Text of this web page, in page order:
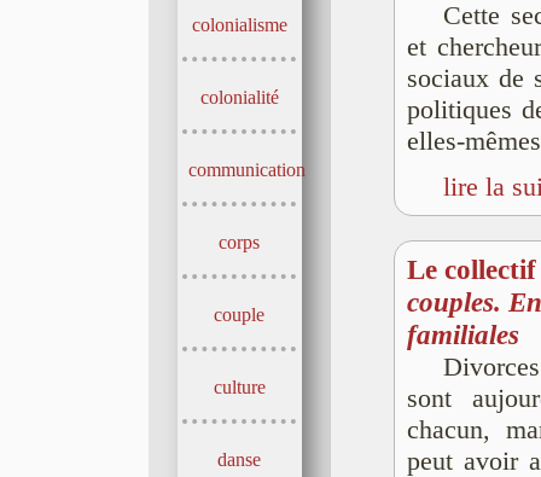
colonialisme
colonialité
communication
corps
couple
culture
danse
Cette
et
sociaux de
politiques
elles-
lire la
Le
couples.
familiales
sont
chacun,
peut avoir